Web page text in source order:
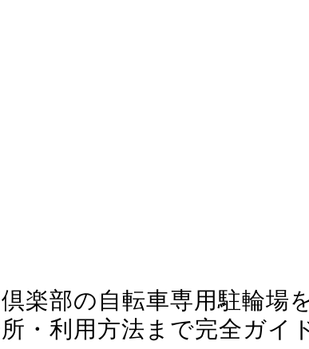
楽部の自転車専用駐輪場
・利用方法まで完全ガイ